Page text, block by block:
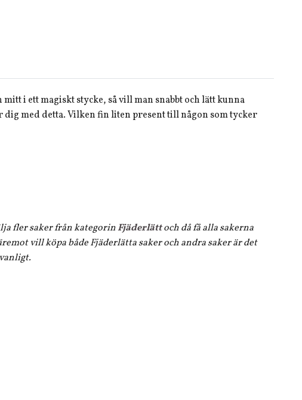
i ett magiskt stycke, så vill man snabbt och lätt kunna
med detta. Vilken fin liten present till någon som tycker
fler saker från kategorinFjäderlättoch då få alla sakerna
vill köpa både Fjäderlätta saker och andra saker är det